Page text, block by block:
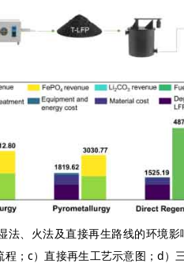
法、火法及直接再生路线的环境
；c）直接再生工艺示意图；d）